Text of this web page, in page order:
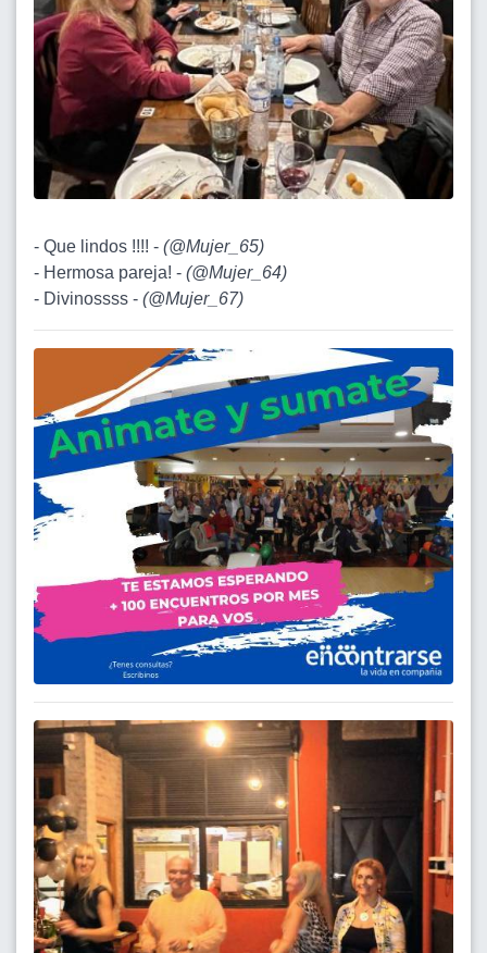
- Que lindos !!!! - (@Mujer_65)
- Hermosa pareja! - (@Mujer_64)
- Divinossss - (@Mujer_67)